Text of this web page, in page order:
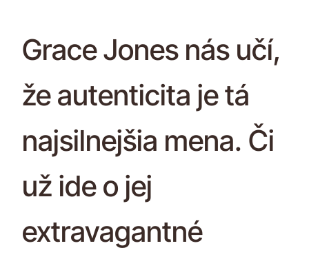
Grace Jones nás učí,
že autenticita je tá
najsilnejšia mena. Či
už ide o jej
extravagantné